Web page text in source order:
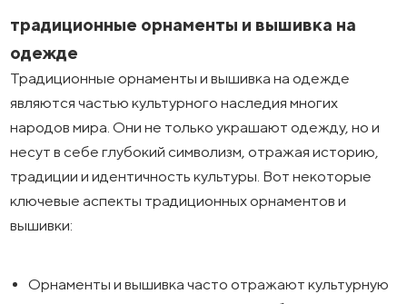
традиционные орнаменты и вышивка на
одежде
Традиционные орнаменты и вышивка на одежде
являются частью культурного наследия многих
народов мира. Они не только украшают одежду, но и
несут в себе глубокий символизм, отражая историю,
традиции и идентичность культуры. Вот некоторые
ключевые аспекты традиционных орнаментов и
вышивки:
Орнаменты и вышивка часто отражают культурную